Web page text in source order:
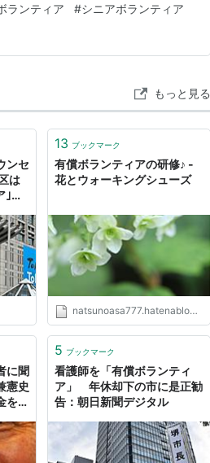
ボランティア、何が違うの？ 「そ
う…
ランティア #シニアボランティア
もっと見る
ンセ
は
｣と
13 ブックマーク
有償ボランティアの研修♪ -
花とウォーキングシューズ
natsunoasa777.hatenablog.com
に聞
憲史
を稼
ー
5 ブックマーク
看護師を「有償ボランティ
ア」 年休却下の市に是正勧
告：朝日新聞デジタル